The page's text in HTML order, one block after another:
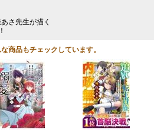
さ先生が描く
商品もチェックしています。